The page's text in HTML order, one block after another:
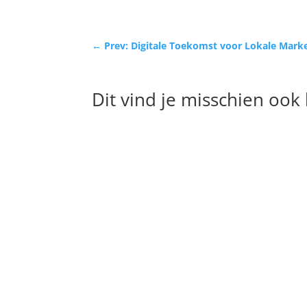
← Prev: Digitale Toekomst voor Lokale
Dit vind je misschien